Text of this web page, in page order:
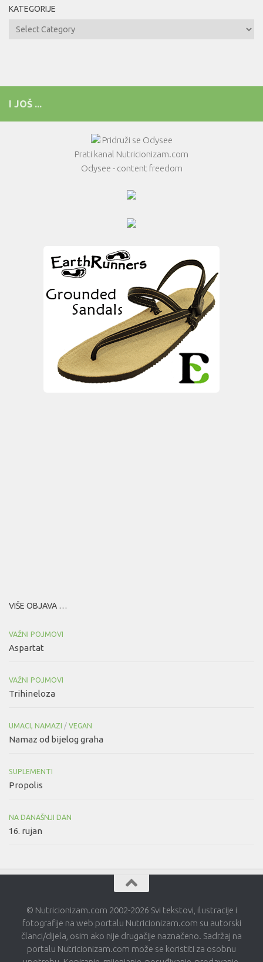
KATEGORIJE
Kategorije
I JOŠ ...
Pridruži se Odysee
Prati kanal Nutricionizam.com
Odysee - content freedom
VIŠE OBJAVA …
VAŽNI POJMOVI
Aspartat
VAŽNI POJMOVI
Trihineloza
UMACI, NAMAZI / VEGAN
Namaz od bijelog graha
SUPLEMENTI
Propolis
NA DANAŠNJI DAN
16. rujan
© Nutricionizam.com 2002-2026 Svi tekstovi, ilustracije i
fotografije na web portalu Nutricionizam.com su autorski
članci/dijela, osim ako nije drugačije naznačeno. Sadržaj na
portalu Nutricionizam.com može se koristiti za osobnu